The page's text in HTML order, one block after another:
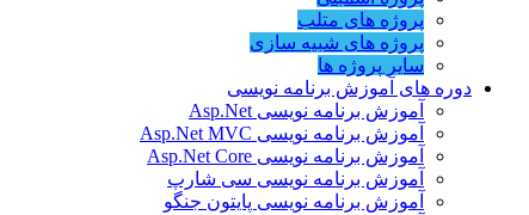
پروژه های متلب
پروژه های شبیه سازی
سایر پروژه ها
دوره های آموزش برنامه نویسی
آموزش برنامه نویسی Asp.Net
آموزش برنامه نویسی Asp.Net MVC
آموزش برنامه نویسی Asp.Net Core
آموزش برنامه نویسی سی شارپ
آموزش برنامه نویسی پایتون جنگو